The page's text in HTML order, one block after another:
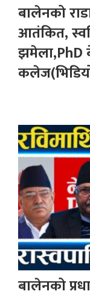
बालेनको
आतंकित,
झमेला,PhD
बालेनको